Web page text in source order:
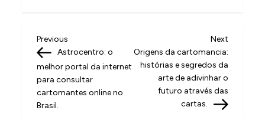
N
a
v
e
Previous
Post
Previous
Astrocentro: o
melhor portal da internet
para consultar
cartomantes online no
Brasil.
Next
Post
Next
Origens da cartomancia:
histórias e segredos da
arte de adivinhar o
futuro através das
cartas.